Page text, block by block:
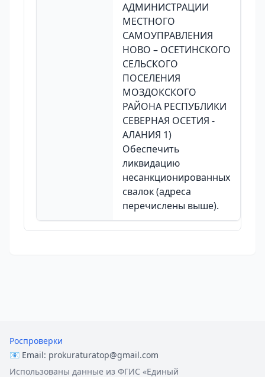
АДМИНИСТРАЦИИ
МЕСТНОГО
САМОУПРАВЛЕНИЯ
НОВО – ОСЕТИНСКОГО
СЕЛЬСКОГО
ПОСЕЛЕНИЯ
МОЗДОКСКОГО
РАЙОНА РЕСПУБЛИКИ
СЕВЕРНАЯ ОСЕТИЯ -
АЛАНИЯ 1)
Обеспечить
ликвидацию
несанкционированных
свалок (адреса
перечислены выше).
Роспроверки
📧 Email: prokuraturatop@gmail.com
Использованы данные из ФГИС «Единый